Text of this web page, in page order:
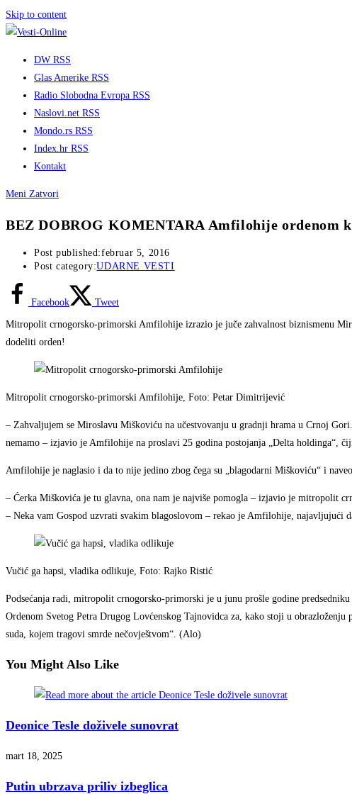
Skip to content
DW RSS
Glas Amerike RSS
Radio Slobodna Evropa RSS
Naslovi.net RSS
Mondo.rs RSS
Index.hr RSS
Kontakt
Meni Zatvori
BEZ DOBROG KOMENTARA Amfilohije ordenom
Post published:februar 5, 2016
Post category:UDARNE VESTI
Facebook Tweet
Mitropolit crnogorsko-primorski Amfilohije izrazio je juče zahvalnost biznismenu
dodeliti orden!
Mitropolit crnogorsko-primorski Amfilohije, Foto: Petar Dimitrijević
– Zahvaljujem se Miroslavu Miškoviću na učestvovanju u gradnji hrama u Crnoj
nemamo – izjavio je Amfilohije na proslavi 25 godina postojanja „Delta holdinga“,
Amfilohije je naglasio i da to nije jedino zbog čega su „blagodarni Miškoviću“ i
– Ćerka Miškovića je tu glavna, ona nam je najviše pomogla – izjavio je mitropolit
– Neka vam Gospod uzvrati svakim blagoslovom – rekao je Amfilohije, najavljujući
Vučić ga hapsi, vladika odlikuje, Foto: Rajko Ristić
Podsećanja radi, mitropolit crnogorsko-primorski je u junu prošle godine
Ordenom Svetog Petra Drugog Lovćenskog Tajnovidca za, kako stoji u
suda, kojem tragovi smrde nečovještvom“. (Alo)
You Might Also Like
Deonice Tesle doživele sunovrat
mart 18, 2025
Putin ubrzava priliv izbeglica